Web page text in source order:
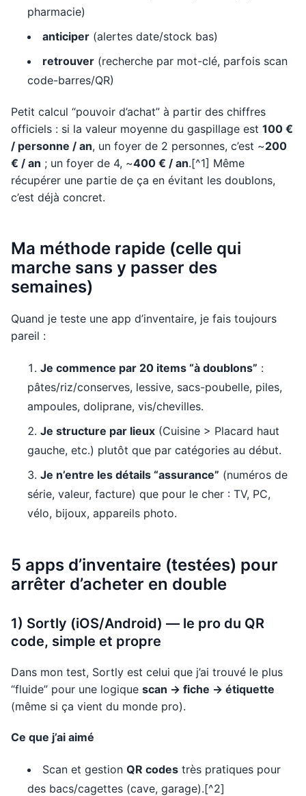
pharmacie)
anticiper (alertes date/stock bas)
retrouver (recherche par mot-clé, parfois scan
code-barres/QR)
Petit calcul “pouvoir d’achat” à partir des chiffres
officiels : si la valeur moyenne du gaspillage est 100 €
/ personne / an, un foyer de 2 personnes, c’est ~200
€ / an ; un foyer de 4, ~400 € / an.[^1] Même
récupérer une partie de ça en évitant les doublons,
c’est déjà concret.
Ma méthode rapide (celle qui
marche sans y passer des
semaines)
Quand je teste une app d’inventaire, je fais toujours
pareil :
Je commence par 20 items “à doublons” :
pâtes/riz/conserves, lessive, sacs-poubelle, piles,
ampoules, doliprane, vis/chevilles.
Je structure par lieux (Cuisine > Placard haut
gauche, etc.) plutôt que par catégories au début.
Je n’entre les détails “assurance” (numéros de
série, valeur, facture) que pour le cher : TV, PC,
vélo, bijoux, appareils photo.
5 apps d’inventaire (testées) pour
arrêter d’acheter en double
1) Sortly (iOS/Android) — le pro du QR
code, simple et propre
Dans mon test, Sortly est celui que j’ai trouvé le plus
“fluide” pour une logique scan → fiche → étiquette
(même si ça vient du monde pro).
Ce que j’ai aimé
Scan et gestion QR codes très pratiques pour
des bacs/cagettes (cave, garage).[^2]